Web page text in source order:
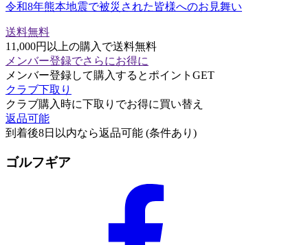
令和8年熊本地震で被災された皆様へのお見舞い
送料無料
11,000円以上の購入で送料無料
メンバー登録でさらにお得に
メンバー登録して購入するとポイントGET
クラブ下取り
クラブ購入時に下取りでお得に買い替え
返品可能
到着後8日以内なら返品可能 (条件あり)
ゴルフギア